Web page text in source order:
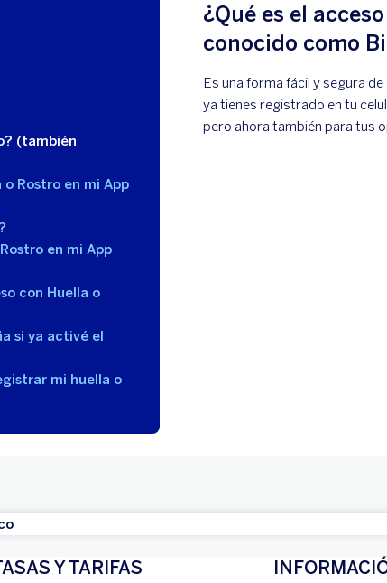
(también
Rostro en mi App
en mi App
con Huella o
si ya activé el
mi huella o
¿Qué es el
conocido como
Es una forma fácil y segura
ya tienes registrado en tu
pero ahora también para tus
Y TARIFAS